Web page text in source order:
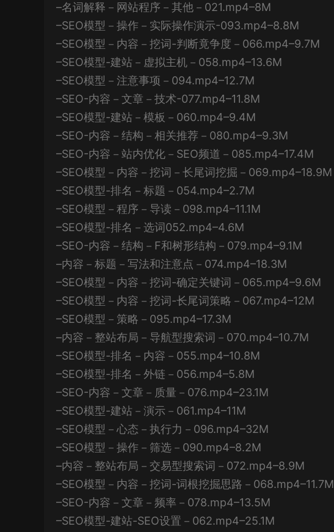
–名词解释－网站程序－其他－021.mp4–8M
–SEO模型－操作－实际操作演示-093.mp4–8.8M
–SEO模型－内容－挖词-判断竟争度－066.mp4–9.7M
–SEO模型-建站－虚拟主机－058.mp4–13.6M
–SEO模型－注意事项－094.mp4–12.7M
–SEO-内容－文章－技术-077.mp4–11.8M
–SEO模型-建站－模板－060.mp4–9.4M
–SEO-内容－结构－相关推荐－080.mp4–9.3M
–SEO-内容－站内优化－SEO频道－085.mp4–17.4M
–SEO模型－内容－挖词－长尾词挖掘－069.mp4–18.9M
–SEO模型-排名－标题－054.mp4–2.7M
–SEO模型－程序－导读－098.mp4–11.1M
–SEO模型-排名－选词052.mp4–4.6M
–SEO-内容－结构－F和树形结构－079.mp4–9.1M
–内容－标题－写法和注意点－074.mp4–18.3M
–SEO模型－内容－挖词-确定关键词－065.mp4–9.6M
–SEO模型－内容－挖词-长尾词策略－067.mp4–12M
–SEO模型－策略－095.mp4–17.3M
–内容－整站布局－导航型搜索词－070.mp4–10.7M
–SEO模型-排名－内容－055.mp4–10.8M
–SEO模型-排名－外链－056.mp4–5.8M
–SEO-内容－文章－质量－076.mp4–23.1M
–SEO模型-建站－演示－061.mp4–11M
–SEO模型－心态－执行力－096.mp4–32M
–SEO模型－操作－筛选－090.mp4–8.2M
–内容－整站布局－交易型搜索词－072.mp4–8.9M
–SEO模型－内容－挖词-词根挖掘思路－068.mp4–11.7M
–SEO-内容－文章－频率－078.mp4–13.5M
–SEO模型-建站-SEO设置－062.mp4–25.1M